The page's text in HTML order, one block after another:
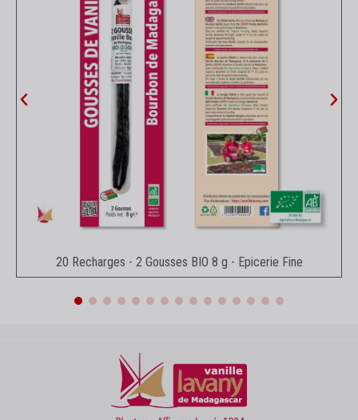
Aperçu rapide
20 Recharges - 2 Gousses BIO 8 g - Epicerie Fine